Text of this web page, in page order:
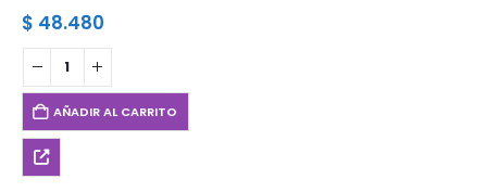
Controlador 40 mm
Aislamiento de ruido
Micrófono incorporado
$ 48.480
AÑADIR AL CARRITO